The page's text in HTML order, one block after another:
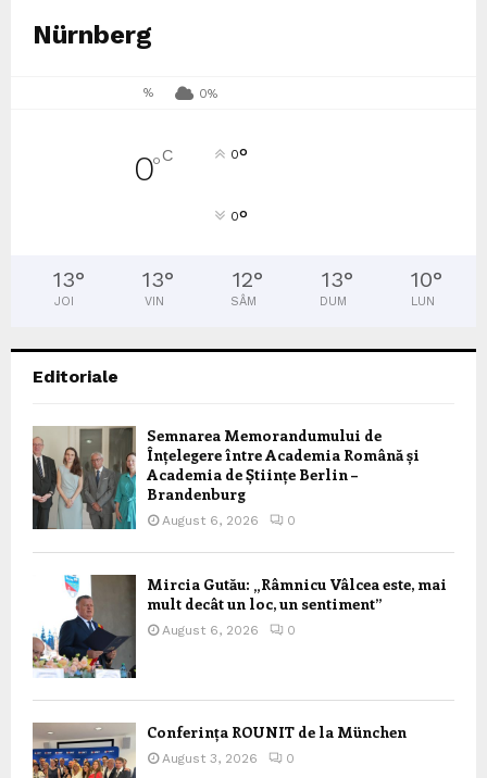
Nürnberg
% 0%
0°C 0°
0°
13°
JOI
13°
VIN
12°
SÂM
13°
DUM
10°
LUN
Editoriale
Semnarea Memorandumului de
Înțelegere între Academia Română și
Academia de Științe Berlin –
Brandenburg
August 6, 2026 0
Mircia Gutău: „Râmnicu Vâlcea este, mai
mult decât un loc, un sentiment”
August 6, 2026 0
Conferința ROUNIT de la München
August 3, 2026 0